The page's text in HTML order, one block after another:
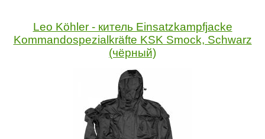
Leo Köhler - китель Einsatzkampfjacke
Kommandospezialkräfte KSK Smock, Schwarz
(чёрный)